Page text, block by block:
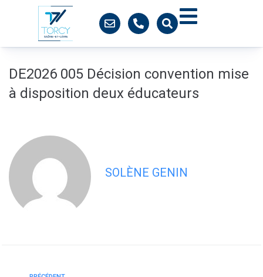
DE2026 005 Décision convention mise
à disposition deux éducateurs
SOLÈNE GENIN